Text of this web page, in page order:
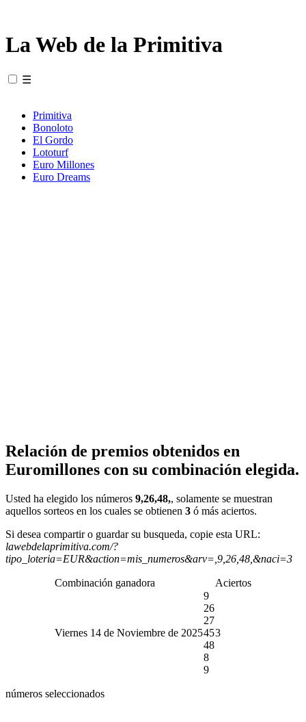
La Web de la Primitiva
☰
Primitiva
Bonoloto
El Gordo
Lototurf
Euro Millones
Euro Dreams
Relación de premios obtenidos en
Euromillones con su combinación elegida.
Usted ha elegido los números 9,26,48,, solamente se muestran
aquellos sorteos en los cuales se obtienen 3 ó más aciertos.
Si desea compartir o guardar su busqueda, copie esta URL:
lawebdelaprimitiva.com/?
tipo_loteria=EUR&action=mis_numeros&arv=,9,26,48,&naci=3
Combinación ganadora Aciertos
Viernes 14 de Noviembre de 2025
9
26
27
45
48
8
9
3
números seleccionados